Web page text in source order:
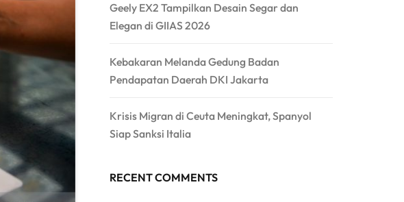
Geely EX2 Tampilkan Desain Segar dan
Elegan di GIIAS 2026
Kebakaran Melanda Gedung Badan
Pendapatan Daerah DKI Jakarta
Krisis Migran di Ceuta Meningkat, Spanyol
Siap Sanksi Italia
RECENT COMMENTS